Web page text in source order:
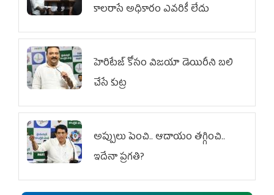
కాలరాసే అధికారం ఎవరికీ లేదు
హెరిటేజ్ కోసం విజయా డెయిరీని బలి
చేసే కుట్ర‌
అప్పులు పెంచి.. ఆదాయం తగ్గించి..
ఇదేనా ప్రగతి?